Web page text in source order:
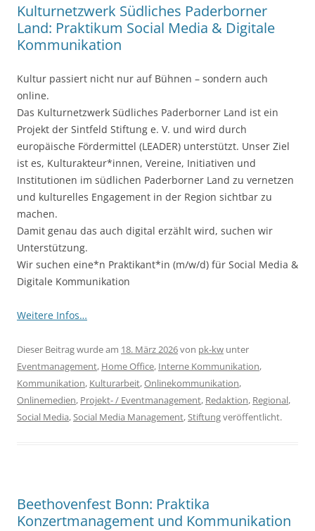
Kulturnetzwerk Südliches Paderborner
Land: Praktikum Social Media & Digitale
Kommunikation
Kultur passiert nicht nur auf Bühnen – sondern auch
online.
Das Kulturnetzwerk Südliches Paderborner Land ist ein
Projekt der Sintfeld Stiftung e. V. und wird durch
europäische Fördermittel (LEADER) unterstützt. Unser Ziel
ist es, Kulturakteur*innen, Vereine, Initiativen und
Institutionen im südlichen Paderborner Land zu vernetzen
und kulturelles Engagement in der Region sichtbar zu
machen.
Damit genau das auch digital erzählt wird, suchen wir
Unterstützung.
Wir suchen eine*n Praktikant*in (m/w/d) für Social Media &
Digitale Kommunikation
Weitere Infos…
Dieser Beitrag wurde am 18. März 2026von pk-kw unter
Eventmanagement, Home Office, Interne Kommunikation,
Kommunikation, Kulturarbeit,Onlinekommunikation,
Onlinemedien, Projekt- / Eventmanagement, Redaktion, Regional,
Social Media,Social Media Management,Stiftungveröffentlicht.
Beethovenfest Bonn: Praktika
Konzertmanagement und Kommunikation